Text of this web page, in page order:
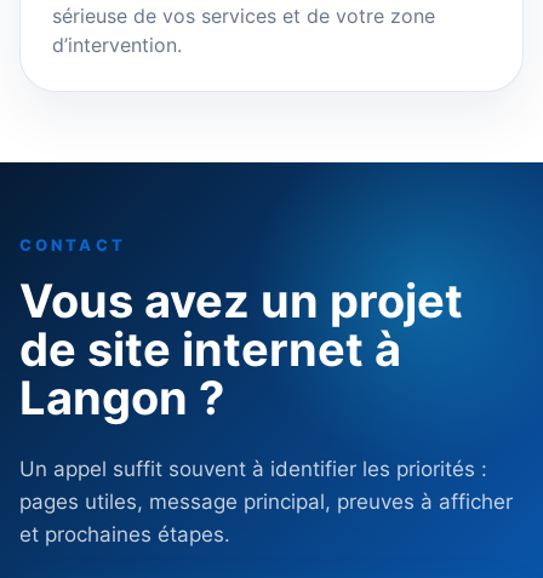
sérieuse de vos services et de votre zone
d’intervention.
CONTACT
Vous avez un projet
de site internet à
Langon ?
Un appel suffit souvent à identifier les priorités :
pages utiles, message principal, preuves à afficher
et prochaines étapes.